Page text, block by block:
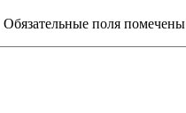
Обязательные поля помечены